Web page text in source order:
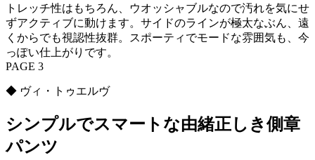
トレッチ性はもちろん、ウオッシャブルなので汚れを気にせ
ずアクティブに動けます。サイドのラインが極太なぶん、遠
くからでも視認性抜群。スポーティでモードな雰囲気も、今
っぽい仕上がりです。
PAGE 3
◆ ヴィ・トゥエルヴ
シンプルでスマートな由緒正しき側章
パンツ